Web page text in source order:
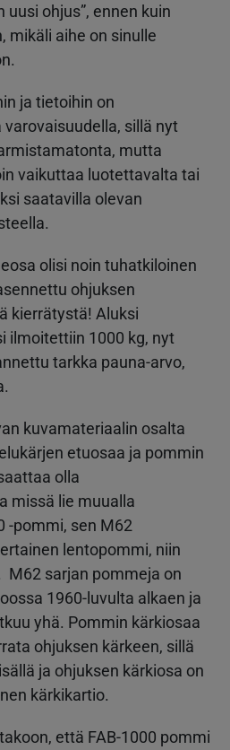
uusi ohjus”, ennen kuin
mikäli aihe on sinulle
ja tietoihin on
sillä nyt
mutta
vaikuttaa luotettavalta tai
saatavilla olevan
olisi noin tuhatkiloinen
ohjuksen
kierrätystä! Aluksi
ilmoitettiin 1000 kg, nyt
tarkka pauna-arvo,
kuvamateriaalin osalta
etuosaa ja pommin
olla
missä lie muualla
-pommi, sen M62
lentopommi, niin
sarjan pommeja on
1960-luvulta alkaen ja
yhä. Pommin kärkiosaa
ohjuksen kärkeen, sillä
ja ohjuksen kärkiosa on
kärkikartio.
että FAB-1000 pommi